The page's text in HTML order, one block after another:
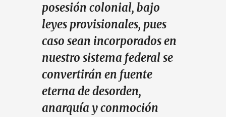
posesión colonial, bajo
leyes provisionales, pues
caso sean incorporados en
nuestro sistema federal se
convertirán en fuente
eterna de desorden,
anarquía y conmoción